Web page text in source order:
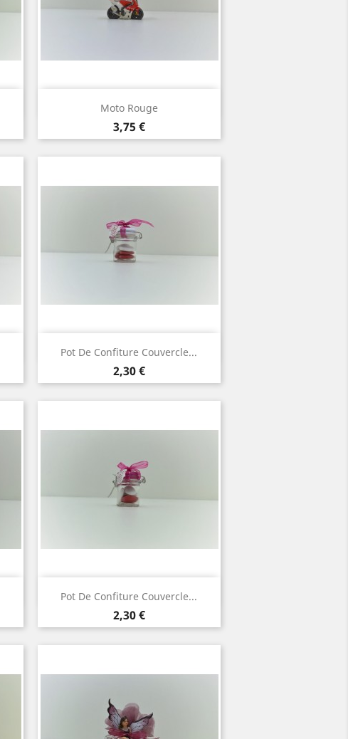
Moto Rouge
Prix
3,75 €
Aperçu rapide
Pot De Confiture Couvercle...
Prix
2,30 €
Aperçu rapide
Pot De Confiture Couvercle...
Prix
2,30 €
Aperçu rapide